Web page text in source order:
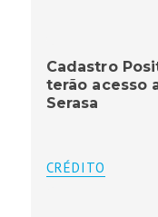
Cadastro
terão acesso
Serasa
CRÉDITO